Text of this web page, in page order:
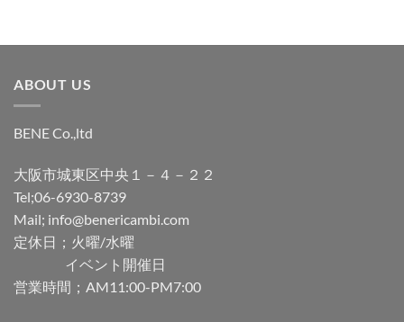
ABOUT US
BENE Co.,ltd
大阪市城東区中央１－４－２２
Tel;06-6930-8739
Mail; info@benericambi.com
定休日；火曜/水曜
イベント開催日
営業時間；AM11:00-PM7:00